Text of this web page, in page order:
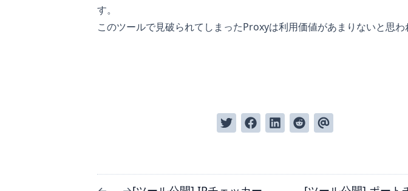
す。
このツールで見破られてしまったProxyは利用価値があまりないと思わ